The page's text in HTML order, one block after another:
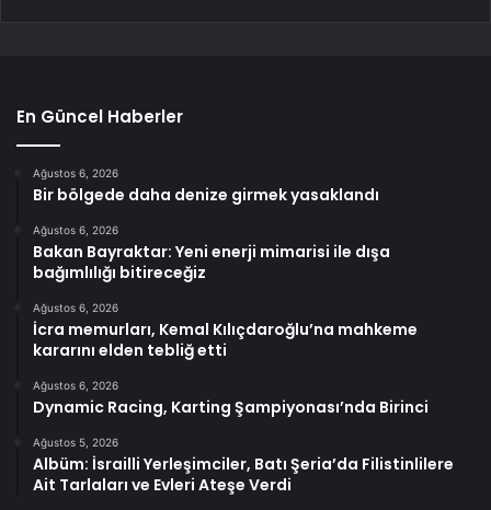
En Güncel Haberler
Ağustos 6, 2026
Bir bölgede daha denize girmek yasaklandı
Ağustos 6, 2026
Bakan Bayraktar: Yeni enerji mimarisi ile dışa
bağımlılığı bitireceğiz
Ağustos 6, 2026
İcra memurları, Kemal Kılıçdaroğlu’na mahkeme
kararını elden tebliğ etti
Ağustos 6, 2026
Dynamic Racing, Karting Şampiyonası’nda Birinci
Ağustos 5, 2026
Albüm: İsrailli Yerleşimciler, Batı Şeria’da Filistinlilere
Ait Tarlaları ve Evleri Ateşe Verdi